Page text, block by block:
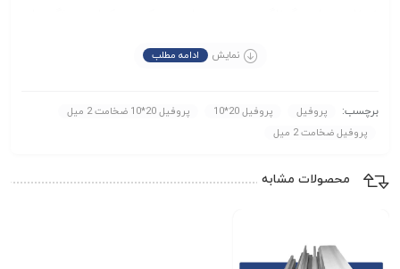
بسته به نیاز پروژه می‌تواند تأثیر زیادی در استحکام و عملکرد
پروفیل برای پروژه خود دچار تردید شده‌اید، می‌توانید در هر زمان
آهن
برای خرید محصول مناسب پروژه خود بهره‌مند شوید.
نمایش ادامه مطلب
برچسب: پروفیل پروفیل 20*10
پروفیل 20*10 ضخامت 2 میل
پروفیل ضخامت 2 میل
محصولات مشابه